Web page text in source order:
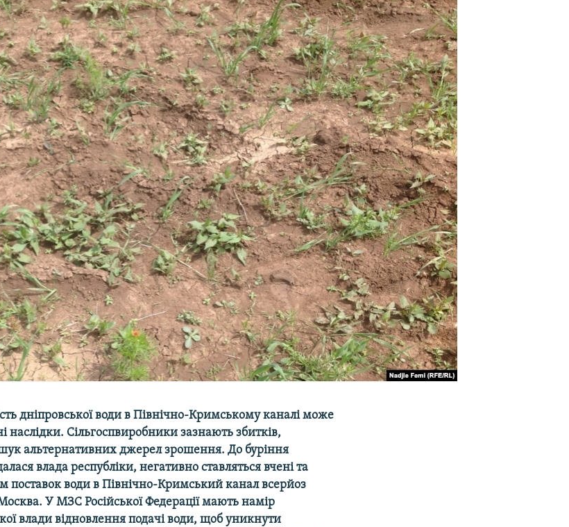
дніпровської води в Північно-Кримському каналі може
Сільгоспвиробники зазнають збитків,
альтернативних джерел зрошення. До буріння
влада республіки, негативно ставляться вчені та
поставок води в Північно-Кримський канал всерйоз
У МЗС Російської Федерації мають намір
влади відновлення подачі води, щоб уникнути